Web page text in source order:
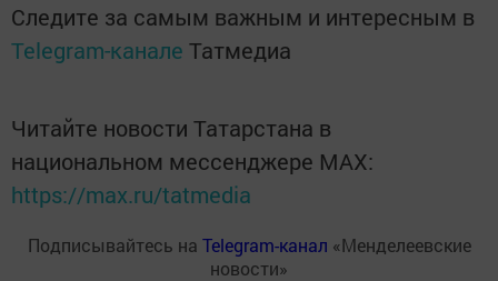
Следите за самым важным и интересным в
Telegram-канале Татмедиа
Читайте новости Татарстана в
национальном мессенджере MАХ:
https://max.ru/tatmedia
Подписывайтесь на Telegram-канал «Менделеевские
новости»